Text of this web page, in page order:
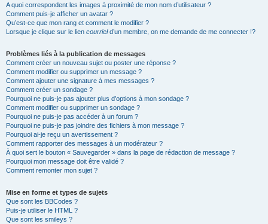
A quoi correspondent les images à proximité de mon nom d’utilisateur ?
Comment puis-je afficher un avatar ?
Qu’est-ce que mon rang et comment le modifier ?
Lorsque je clique sur le lien courrield’un membre, on me demande de me connecter !?
Problèmes liés à la publication de messages
Comment créer un nouveau sujet ou poster une réponse ?
Comment modifier ou supprimer un message ?
Comment ajouter une signature à mes messages ?
Comment créer un sondage ?
Pourquoi ne puis-je pas ajouter plus d’options à mon sondage ?
Comment modifier ou supprimer un sondage ?
Pourquoi ne puis-je pas accéder à un forum ?
Pourquoi ne puis-je pas joindre des fichiers à mon message ?
Pourquoi ai-je reçu un avertissement ?
Comment rapporter des messages à un modérateur ?
À quoi sert le bouton « Sauvegarder » dans la page de rédaction de message ?
Pourquoi mon message doit être validé ?
Comment remonter mon sujet ?
Mise en forme et types de sujets
Que sont les BBCodes ?
Puis-je utiliser le HTML ?
Que sont les smileys ?